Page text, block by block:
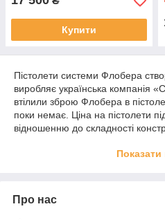
Купити
Пістолети системи Флобера
виробляє українська компанія
втілили зброю Флобера в
поки немає. Ціна на пістолети
відношенню до складності
різними бойовими аналогами.
найпопулярніший, звичайно ж,
Показати
Про нас